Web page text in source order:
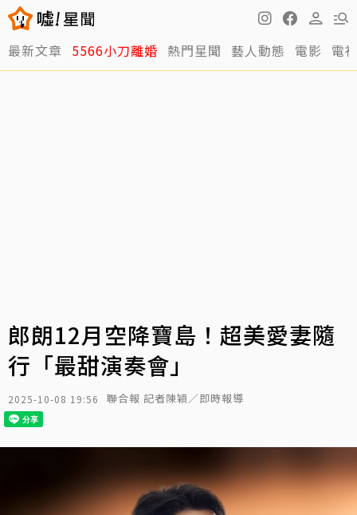
最新文章 5566小刀離婚 熱門星聞 藝人動態 電影 電
郎朗12月空降寶島！超美愛妻隨
行「最甜演奏會」
2025-10-08 19:56 聯合報 記者陳穎／即時報導